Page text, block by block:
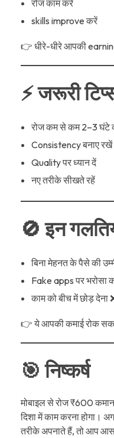
रोज काम करें
skills improve करें
👉 धीरे-धीरे आपकी
⚡ जरूरी
रोज कम से कम 2–3 घंटे
Consistency बनाए रखें
Quality पर ध्यान दें
नए तरीके सीखते रहें
🚫 इन
बिना मेहनत के पैसे की
Fake apps पर भरोसा
काम को बीच में छोड़ देना
👉 ये आपकी कमाई रोक
🎯 निष्कर्ष
मोबाइल से रोज ₹600
दिशा में काम करना होगा।
तरीके अपनाते हैं, तो आप